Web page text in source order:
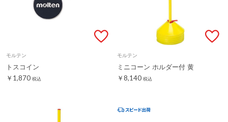
モルテン
トスコイン
￥1,870 税込
モルテン
ミニコーン ホルダー付 黄
￥8,140 税込